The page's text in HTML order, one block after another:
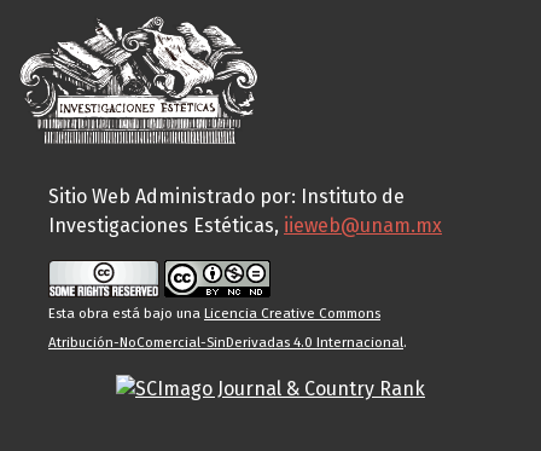
Sitio Web Administrado por: Instituto de
Investigaciones Estéticas, iieweb@unam.mx
Esta obra está bajo una Licencia Creative Commons
Atribución-NoComercial-SinDerivadas 4.0 Internacional.